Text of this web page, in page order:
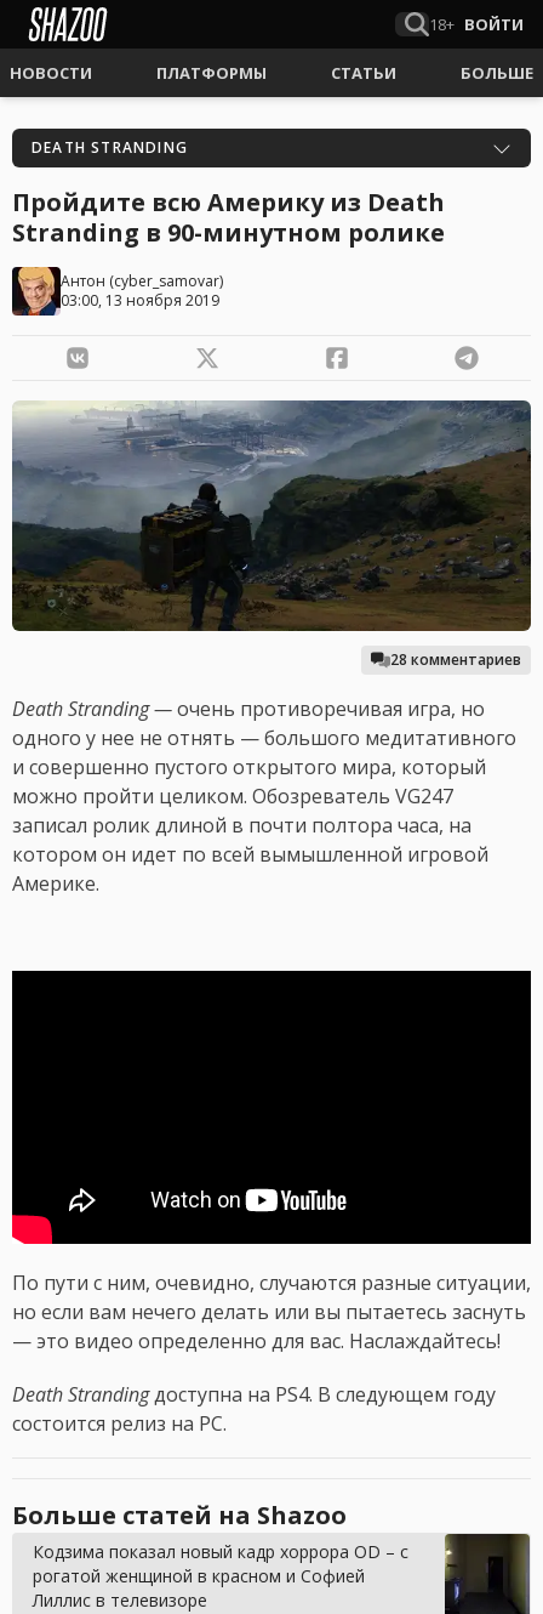
18+ ВОЙТИ
НОВОСТИ ПЛАТФОРМЫ СТАТЬИ БОЛЬШЕ
DEATH STRANDING
Пройдите всю Америку из Death
Stranding в 90-минутном ролике
Антон (cyber_samovar)
03:00, 13 ноября 2019
28 комментариев
Death Stranding —очень противоречивая игра, но
одного у нее не отнять — большого медитативного
и совершенно пустого открытого мира, который
можно пройти целиком. Обозреватель VG247
записал ролик длиной в почти полтора часа, на
котором он идет по всей вымышленной игровой
Америке.
По пути с ним, очевидно, случаются разные ситуации,
но если вам нечего делать или вы пытаетесь заснуть
— это видео определенно для вас. Наслаждайтесь!
Death Strandingдоступна на PS4. В следующем году
состоится релиз на PC.
Больше статей на Shazoo
Кодзима показал новый кадр хоррора OD – с
рогатой женщиной в красном и Софией
Лиллис в телевизоре